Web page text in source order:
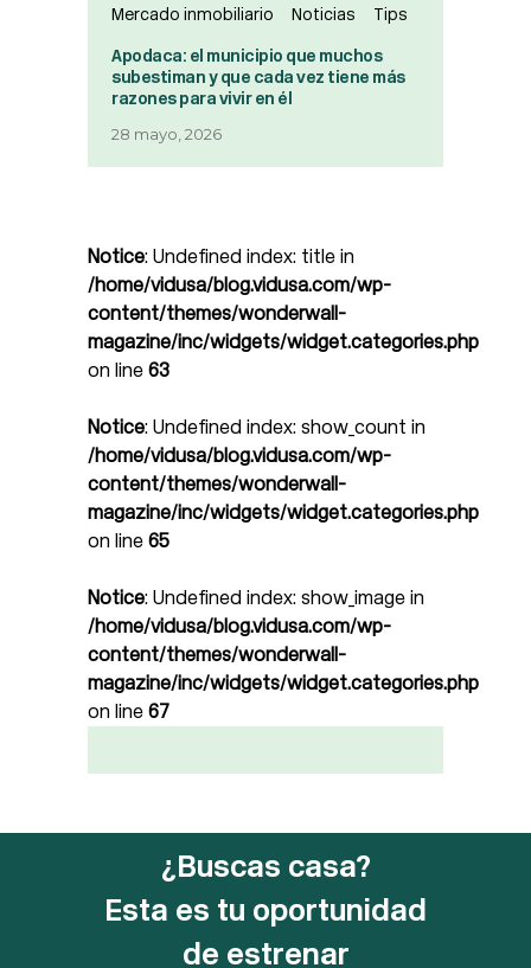
Mercado inmobiliario Noticias Tips
Apodaca: el municipio que muchos
subestiman y que cada vez tiene más
razones para vivir en él
28 mayo, 2026
Notice: Undefined index: title in
/home/vidusa/blog.vidusa.com/wp-
content/themes/wonderwall-
magazine/inc/widgets/widget.categories.php
on line 63
Notice: Undefined index: show_count in
/home/vidusa/blog.vidusa.com/wp-
content/themes/wonderwall-
magazine/inc/widgets/widget.categories.php
on line 65
Notice: Undefined index: show_image in
/home/vidusa/blog.vidusa.com/wp-
content/themes/wonderwall-
magazine/inc/widgets/widget.categories.php
on line 67
¿Buscas casa?
Esta es tu oportunidad
de estrenar